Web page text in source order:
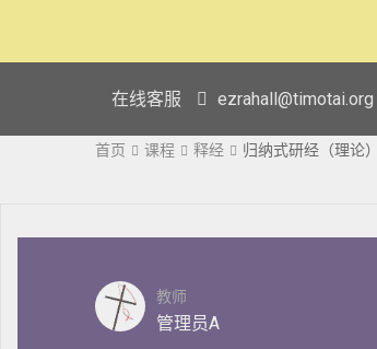
在线客服 ezrahall@timotai.org
首页 课程 释经 归纳式研经（理论）
教师
管理员A